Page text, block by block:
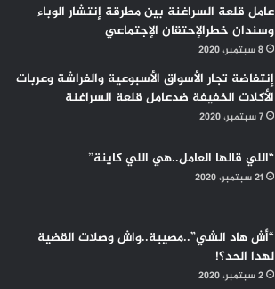
عامل قلعة السراغنة بين مطرقة إنتشار الوباء
وسندان خطرالإحتقان الإجتماعي
8 سبتمبر، 2020
إنتفاضة تجار الأسواق الأسبوعية والفراشة وعربات
الأكلات الخفيفة ضدعامل قلعة السراغنة
7 سبتمبر، 2020
“اللي قالها العامل..هي اللي كاينة”
21 سبتمبر، 2020
“أش هاد الشي”..مصيبة..واش وصلات القضية
لهدا الحد؟!
2 سبتمبر، 2020